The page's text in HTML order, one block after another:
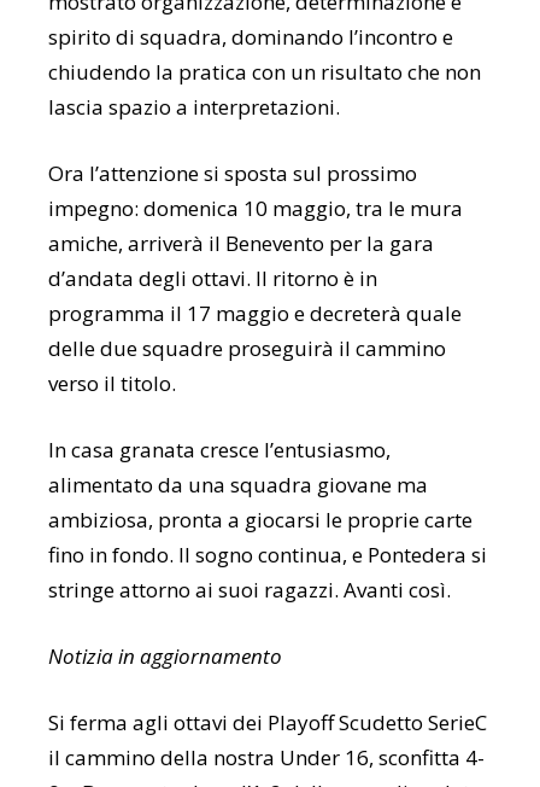
spirito di squadra, dominando l’incontro e
chiudendo la pratica con un risultato che non
lascia spazio a interpretazioni.
Ora l’attenzione si sposta sul prossimo
impegno: domenica 10 maggio, tra le mura
amiche, arriverà il Benevento per la gara
d’andata degli ottavi. Il ritorno è in
programma il 17 maggio e decreterà quale
delle due squadre proseguirà il cammino
verso il titolo.
In casa granata cresce l’entusiasmo,
alimentato da una squadra giovane ma
ambiziosa, pronta a giocarsi le proprie carte
fino in fondo. Il sogno continua, e Pontedera si
stringe attorno ai suoi ragazzi. Avanti così.
Notizia in aggiornamento
Si ferma agli ottavi dei Playoff Scudetto SerieC
il cammino della nostra Under 16, sconfitta 4-